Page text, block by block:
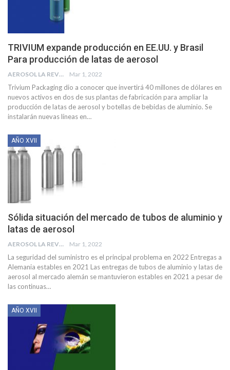
TRIVIUM expande producción en EE.UU. y Brasil
Para producción de latas de aerosol
AEROSOL LA REVISTA Mar 1, 2022
Trivium Packaging dio a conocer que invertirá 40 millones de dólares en
nuevos activos en dos de sus plantas de fabricación para ampliar la
producción de latas de aerosol y botellas de bebidas de aluminio. Se
instalarán nuevas líneas en…
AÑO XVII
Sólida situación del mercado de tubos de aluminio y
latas de aerosol
AEROSOL LA REVISTA Mar 1, 2022
La seguridad del suministro es el principal problema en 2022 Entregas a
Alemania estables en 2021 Las entregas de tubos de aluminio y latas de
aerosol al mercado alemán se mantuvieron estables en 2021 a pesar de
las continuas…
AÑO XVII